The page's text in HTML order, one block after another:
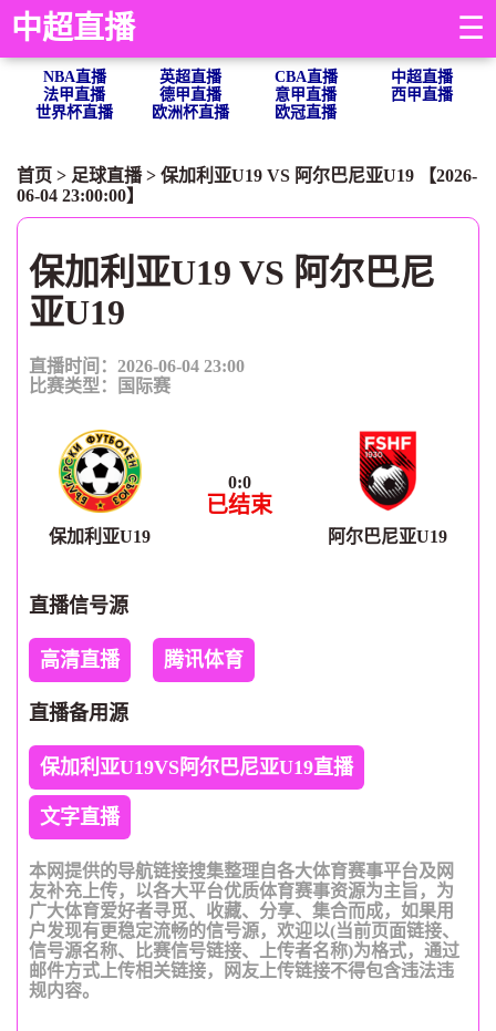
中超直播 ☰
NBA直播 英超直播 CBA直播
中超直播
法甲直播
德甲直播 意甲直播
西甲直播
世界杯直播
欧洲杯直播 欧冠直播
首页 > 足球直播> 保加利亚U19 VS 阿尔巴尼亚U19 【2026-
06-04 23:00:00】
保加利亚U19 VS 阿尔巴尼
亚U19
直播时间：2026-06-04 23:00
比赛类型：
国际赛
保加利亚U19
0:0
已结束
阿尔巴尼亚U19
直播信号源
高清直播 腾讯体育
直播备用源
保加利亚U19VS阿尔巴尼亚U19直播
文字直播
本网提供的导航链接搜集整理自各大体育赛事平台及网
友补充上传，以各大平台优质体育赛事资源为主旨，为
广大体育爱好者寻觅、收藏、分享、集合而成，如果用
户发现有更稳定流畅的信号源，欢迎以(当前页面链接、
信号源名称、比赛信号链接、上传者名称)为格式，通过
邮件方式上传相关链接，网友上传链接不得包含违法违
规内容。